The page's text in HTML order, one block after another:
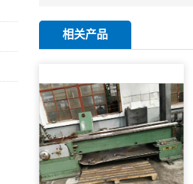
相关产品